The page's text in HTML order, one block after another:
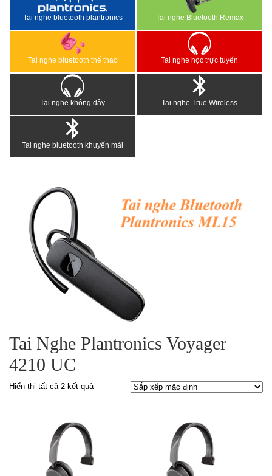
Tai nghe bluetooth plantronics Tai nghe Bluetooth Remax
Tai nghe bluetooth thể thao Tai nghe học trực tuyến
Tai nghe không dây Tai nghe True Wireless
Tai nghe bluetooth khuyến mãi
Tai Nghe Plantronics Voyager
4210 UC
Hiển thị tất cả 2 kết quả